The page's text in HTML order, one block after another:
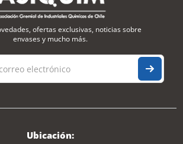
ofertas exclusivas, noticias sobre
envases y mucho más.
Ubicación: